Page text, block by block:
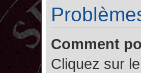
Comment
Cliquez sur